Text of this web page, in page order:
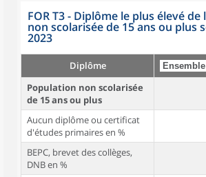
FOR T3 - Diplôme le plus élevé
non scolarisée de 15 ans ou plus
2023
Diplôme
Population non scolarisée
de 15 ans ou plus
Aucun diplôme ou certificat
d'études primaires en %
BEPC, brevet des collèges,
DNB en %